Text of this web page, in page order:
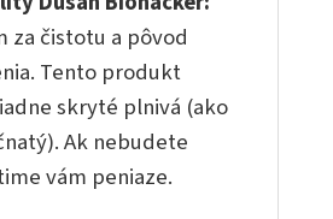
za čistotu a pôvod
Tento produkt
skryté plnivá (ako
Ak nebudete
vám peniaze.